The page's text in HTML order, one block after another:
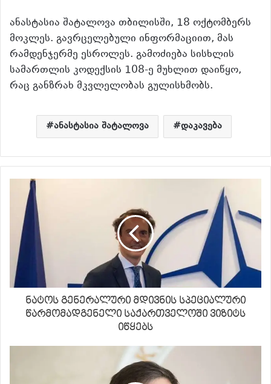
ანასტასია შატალოვა თბილისში, 18 ოქტომბერს
მოკლეს. გავრცელებული ინფორმაციით, მას
რამდენჯერმე ესროლეს. გამოძიება სისხლის
სამართლის კოდექსის 108-ე მუხლით დაიწყო,
რაც განზრახ მკვლელობას გულისხმობს.
ანასტასია შატალოვა დაკავება
ნატოს გენერალური მდივნის სპეციალური
წარმომადგენელი საქართველოში ვიზიტს
იწყებს